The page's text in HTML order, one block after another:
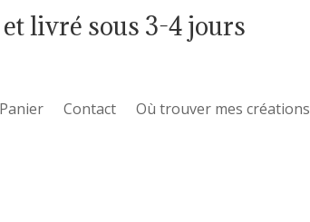
livré sous 3-4 jours
Panier Contact Où trouver mes créations